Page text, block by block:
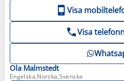
Visa
Visa
Ola Malmstedt
Engelska,Norska,Svenska